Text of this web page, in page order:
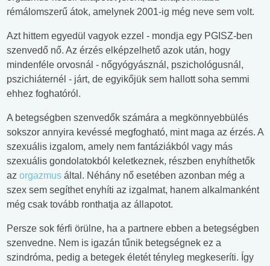
rémálomszerű átok, amelynek 2001-ig még neve sem volt.
Azt hittem egyedül vagyok ezzel - mondja egy PGISZ-ben
szenvedő nő. Az érzés elképzelhető azok után, hogy
mindenféle orvosnál - nőgyógyásznál, pszichológusnál,
pszichiáternél - járt, de egyikőjük sem hallott soha semmi
ehhez foghatóról.
A betegségben szenvedők számára a megkönnyebbülés
sokszor annyira kevéssé megfogható, mint maga az érzés. A
szexuális izgalom, amely nem fantáziákból vagy más
szexuális gondolatokból keletkeznek, részben enyhíthetők
az orgazmus által. Néhány nő esetében azonban még a
szex sem segíthet enyhíti az izgalmat, hanem alkalmanként
még csak tovább ronthatja az állapotot.
Persze sok férfi örülne, ha a partnere ebben a betegségben
szenvedne. Nem is igazán tűnik betegségnek ez a
szindróma, pedig a betegek életét tényleg megkeseríti. Így